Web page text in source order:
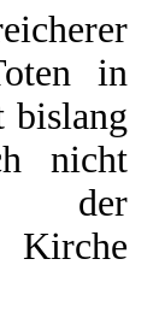
in
bislang
nicht
der